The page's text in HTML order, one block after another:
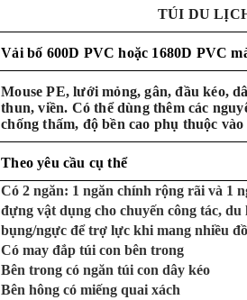
TÚI DU
Vải bố 600D PVC hoặc 1680D PVC
Mouse PE, lưới mỏng, gân, đầu kéo,
thun, viền. Có thể dùng thêm các
chống thấm, độ bền cao phụ thuộc
Theo yêu cầu cụ thể
Có 2 ngăn: 1 ngăn chính rộng rãi và 1
đựng vật dụng cho chuyến công tác,
bụng/ngực để trợ lực khi mang nhiều
Có may đắp túi con bên trong
Bên trong có ngăn túi con dây kéo
Bên hông có miếng quai xách